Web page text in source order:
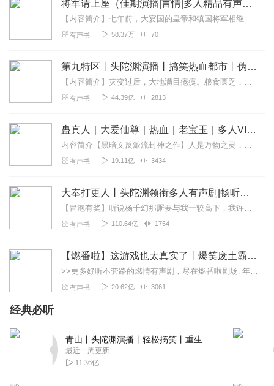
1781031xmly
很不错啊！蛮搞笑的😄这是一物降一物，小绵羊拿下糙汉子
2022-02-03
甜甜笑梨子
2023-12-22
2022-08-11
春春spring_rh
2021-06-03
将军请上座（佳期演播|言情|多人精品有声小说）
【内容简介】七年前，大宴国的皇帝和镇国将军相继去世。“皇二代”李扶摇被迫继承皇位，“将二代”燕尘也接过镇国将军一职。两人本是形影不离一起长大的青梅竹马，可自打...
有声书 58.37万 70
第九特区丨头陀渊演播丨搞笑热血都市丨伪戒丨VIP免费多人有声剧
【内容简介】灾变过后，大地满目疮痍。粮食匮乏，资源紧俏，局势混乱……一位从待规划区杀出来的青年，背对着漫天黄沙，孤身来到九区谋生，却不曾想偶然结识三五好友，一念...
有声书 44.39亿 2813
蛊真人｜大爱仙尊｜热血｜老宝玉｜多人VIP免费有声剧
内容简介【黑暗文反派流封神之作】人是万物之灵，蛊是天地真精。一个穿越者不断重生的故事。一个养蛊、炼蛊、用蛊的奇特世界。配音组（男角色）老宝玉旁白...
有声书 19.11亿 3434
大奉打更人丨头陀渊领衔多人有声剧|畅听全集|王鹤棣、田曦薇主演影视剧原著|卖报小郎君
【冒泡有奖】听说杨千幻那厮要与我一较高下，我许七安要开始装叉了！快进入声音播放页戳下方输入框，冒个泡偷偷告诉我，我要用哪些诗词才能胜过他？说得好的，有赏！202...
有声书 110.64亿 1754
【燃番啦】这游戏也太真实了丨爆笑废土霸榜神作丨紫襟剧社制作
>>更多好听不套路的燃情有声剧，尽在燃番啦剧场↓年度重磅推荐本专辑为VIP免费专辑每天上午10点5集更新，订阅可以听到最新内容哦！每周抽一个专辑五星优质评论送...
有声书 20.62亿 3061
经典必听
最近一周更新
11.36亿